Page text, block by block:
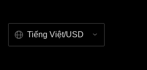
Tiếng Việt/USD